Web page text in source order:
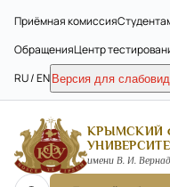
Приёмная комиссия
ОбращенияЦентр
RU / EN Версия для
КРЫМСКИЙ
имени В. И.